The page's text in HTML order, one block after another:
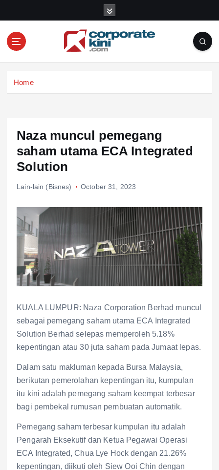
o
Home
Naza muncul pemegang
saham utama ECA Integrated
Solution
Lain-lain (Bisnes) October 31, 2023
KUALA LUMPUR: Naza Corporation Berhad muncul
sebagai pemegang saham utama ECA Integrated
Solution Berhad selepas memperoleh 5.18%
kepentingan atau 30 juta saham pada Jumaat lepas.
Dalam satu makluman kepada Bursa Malaysia,
berikutan pemerolahan kepentingan itu, kumpulan
itu kini adalah pemegang saham keempat terbesar
bagi pembekal rumusan pembuatan automatik.
Pemegang saham terbesar kumpulan itu adalah
Pengarah Eksekutif dan Ketua Pegawai Operasi
ECA Integrated, Chua Lye Hock dengan 21.26%
kepentingan, diikuti oleh Siew Ooi Chin dengan